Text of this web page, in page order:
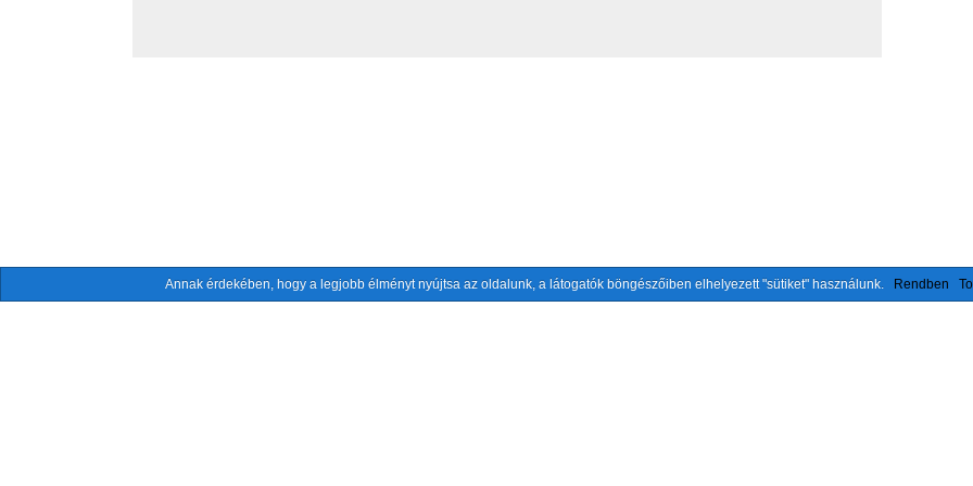
Annak érdekében, hogy a legjobb élményt nyújtsa az oldalunk, a látogatók böngészőiben elhelyezett "sütiket" használunk. Rendben